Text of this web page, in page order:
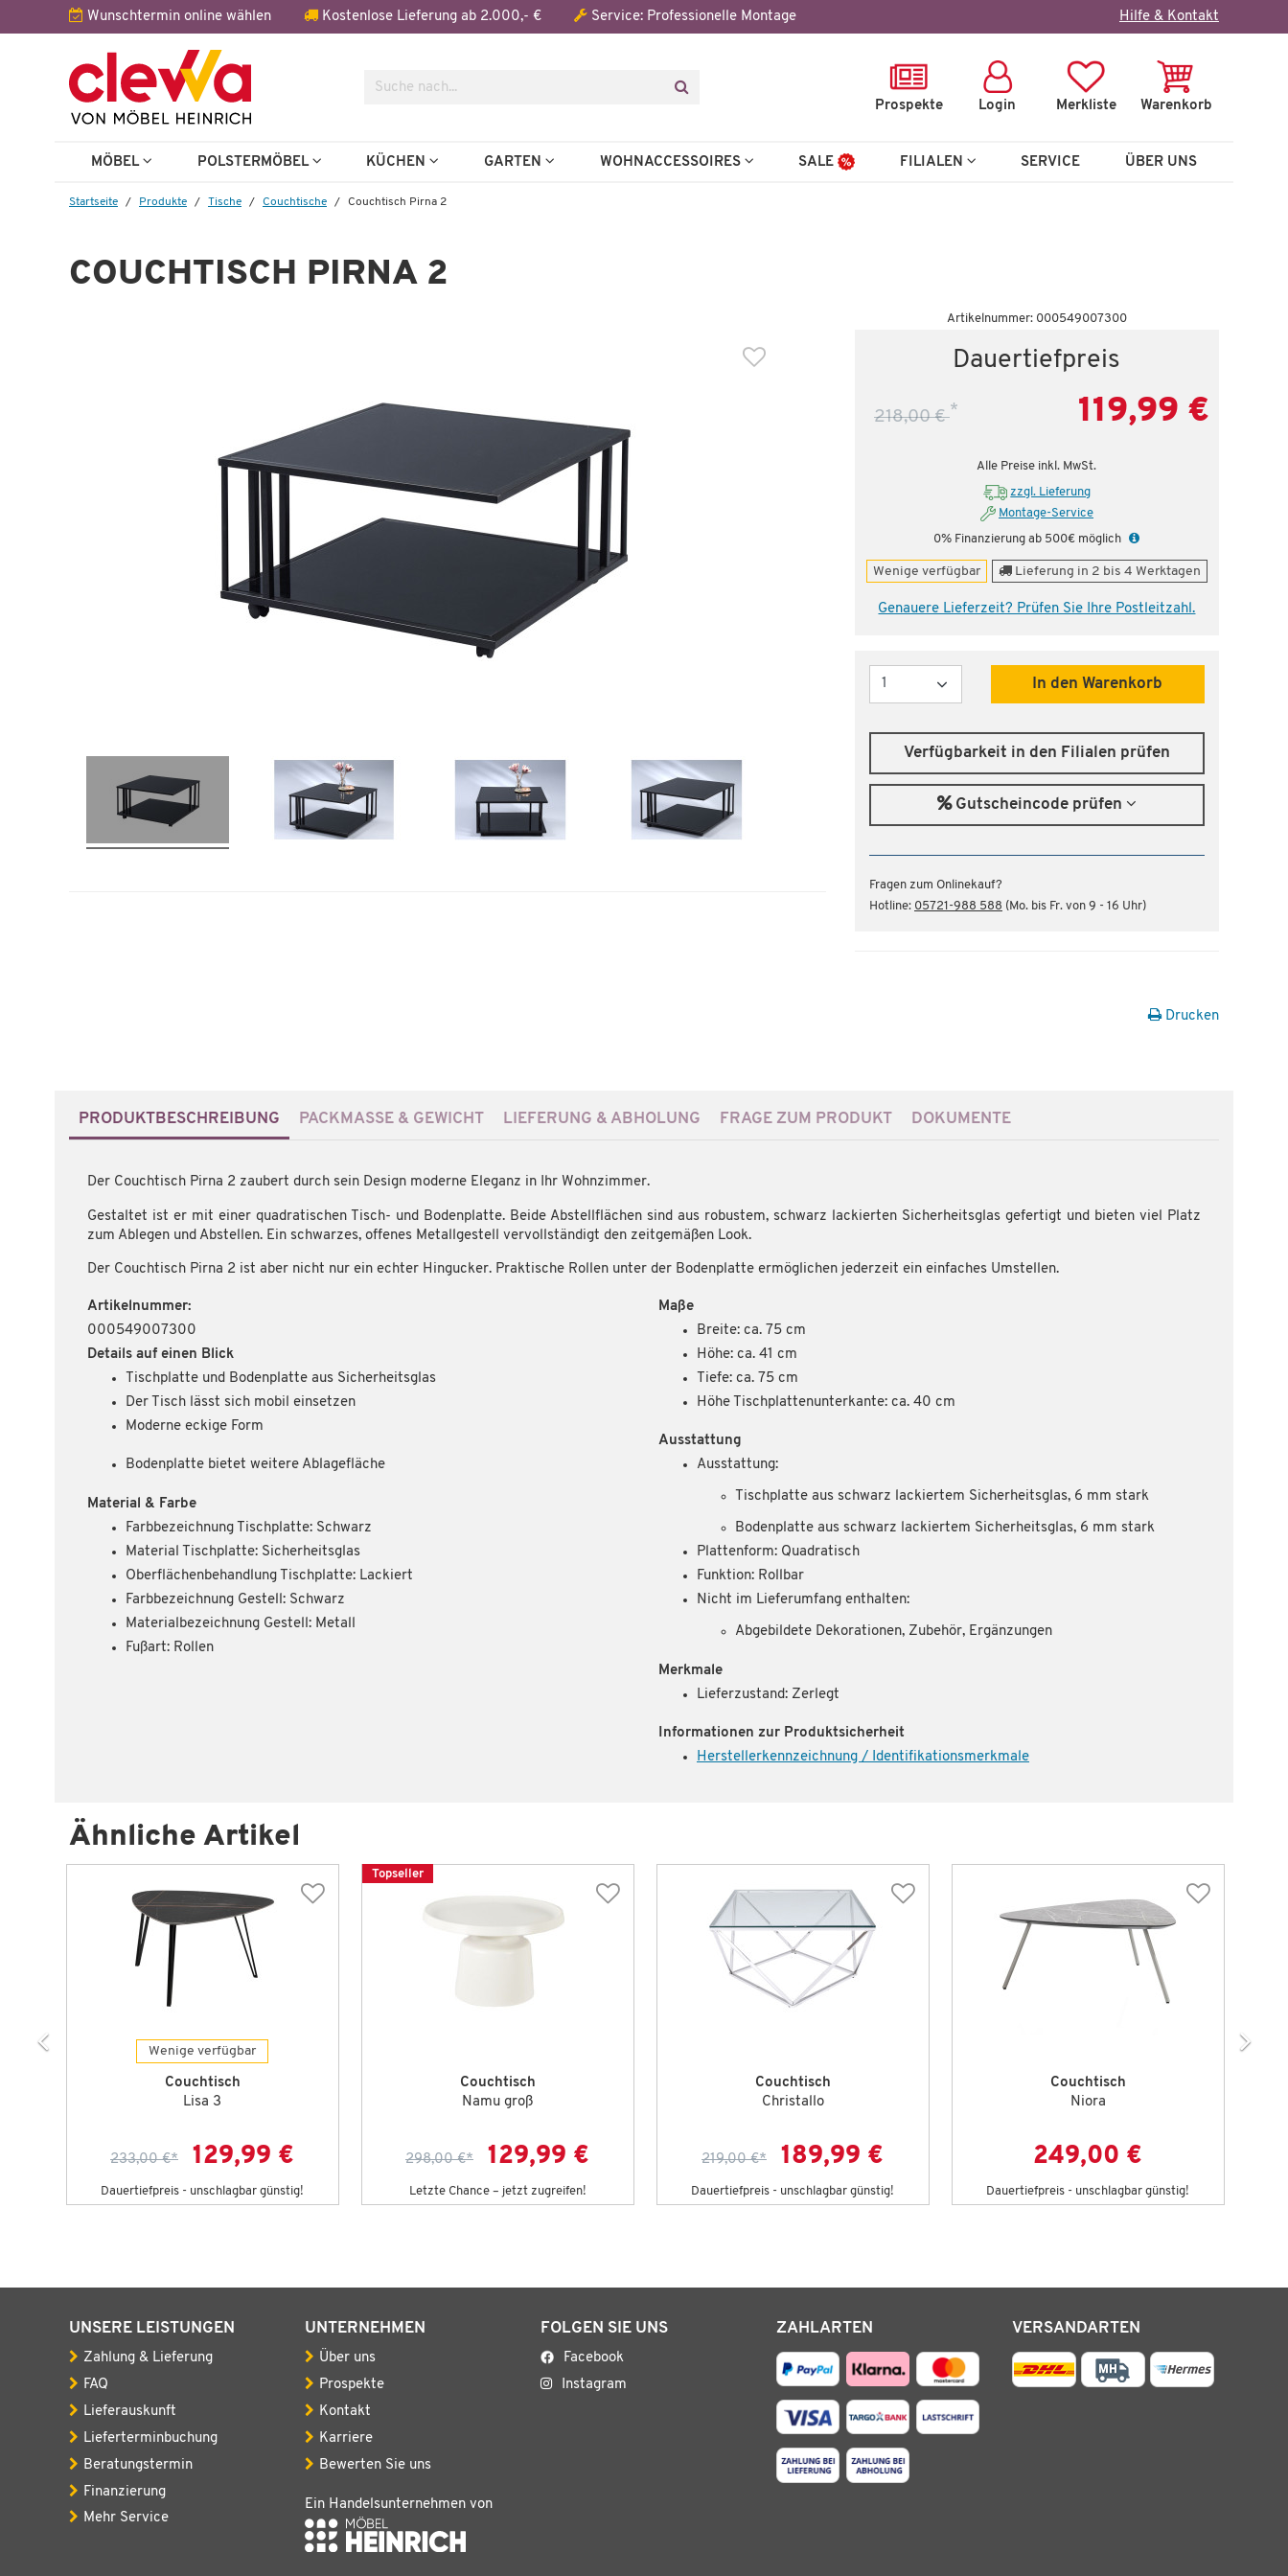
Wunschtermin online wählen Kostenlose Lieferung ab 2.000,- € Service: Professionelle Montage Hilfe & Kontakt
Suche
Prospekte Login Merkliste Warenkorb
MÖBEL POLSTERMÖBEL KÜCHEN GARTEN WOHNACCESSOIRES SALE FILIALEN SERVICE ÜBER UNS
Startseite Produkte Tische Couchtische Couchtisch Pirna 2
COUCHTISCH PIRNA 2
Artikelnummer: 000549007300
Dauertiefpreis
218,00 €* 119,99 €
Alle Preise inkl. MwSt.
zzgl. Lieferung
Montage-Service
0% Finanzierung ab 500€ möglich
Wenige verfügbar Lieferung in 2 bis 4 Werktagen
Genauere Lieferzeit? Prüfen Sie Ihre Postleitzahl.
Menge
In den Warenkorb
Der Artikel wurde in den Warenkorb gelegt:
Verfügbarkeit in den Filialen prüfen
Gutscheincode prüfen
Fragen zum Onlinekauf?
Hotline: 05721-988 588 (Mo. bis Fr. von 9 - 16 Uhr)
Drucken
PRODUKTBESCHREIBUNG PACKMASSE & GEWICHT LIEFERUNG & ABHOLUNG FRAGE ZUM PRODUKT DOKUMENTE
Der Couchtisch Pirna 2 zaubert durch sein Design moderne Eleganz in Ihr Wohnzimmer.
Gestaltet ist er mit einer quadratischen Tisch- und Bodenplatte. Beide Abstellflächen sind aus robustem, schwarz lackierten Sicherheitsglas gefertigt und bieten viel Platz
zum Ablegen und Abstellen. Ein schwarzes, offenes Metallgestell vervollständigt den zeitgemäßen Look.
Der Couchtisch Pirna 2 ist aber nicht nur ein echter Hingucker. Praktische Rollen unter der Bodenplatte ermöglichen jederzeit ein einfaches Umstellen.
Artikelnummer:
000549007300
Details auf einen Blick
Tischplatte und Bodenplatte aus Sicherheitsglas
Der Tisch lässt sich mobil einsetzen
Moderne eckige Form
Bodenplatte bietet weitere Ablagefläche
Material & Farbe
Farbbezeichnung Tischplatte: Schwarz
Material Tischplatte: Sicherheitsglas
Oberflächenbehandlung Tischplatte: Lackiert
Farbbezeichnung Gestell: Schwarz
Materialbezeichnung Gestell: Metall
Fußart: Rollen
Maße
Breite: ca. 75 cm
Höhe: ca. 41 cm
Tiefe: ca. 75 cm
Höhe Tischplattenunterkante: ca. 40 cm
Ausstattung
Ausstattung:
Tischplatte aus schwarz lackiertem Sicherheitsglas, 6 mm stark
Bodenplatte aus schwarz lackiertem Sicherheitsglas, 6 mm stark
Plattenform: Quadratisch
Funktion: Rollbar
Nicht im Lieferumfang enthalten:
Abgebildete Dekorationen, Zubehör, Ergänzungen
Merkmale
Lieferzustand: Zerlegt
Informationen zur Produktsicherheit
Herstellerkennzeichnung / Identifikationsmerkmale
Ähnliche Artikel
Wenige verfügbar
Couchtisch
Lisa 3
233,00 €* 129,99 €
Dauertiefpreis - unschlagbar günstig!
Topseller
Couchtisch
Namu groß
298,00 €* 129,99 €
Letzte Chance – jetzt zugreifen!
Couchtisch
Christallo
219,00 €* 189,99 €
Dauertiefpreis - unschlagbar günstig!
Couchtisch
Niora
249,00 €
Dauertiefpreis - unschlagbar günstig!
UNSERE LEISTUNGEN
Zahlung & Lieferung
FAQ
Lieferauskunft
Lieferterminbuchung
Beratungstermin
Finanzierung
Mehr Service
UNTERNEHMEN
Über uns
Prospekte
Kontakt
Karriere
Bewerten Sie uns
Ein Handelsunternehmen von
FOLGEN SIE UNS
Facebook
Instagram
ZAHLARTEN VERSANDARTEN